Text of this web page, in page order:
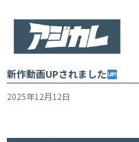
新作動画UPされました
2025年12月12日